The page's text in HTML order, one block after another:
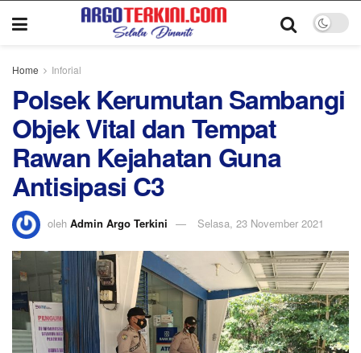
Home Inforial
Polsek Kerumutan Sambangi
Objek Vital dan Tempat
Rawan Kejahatan Guna
Antisipasi C3
oleh Admin Argo Terkini Selasa, 23 November 2021